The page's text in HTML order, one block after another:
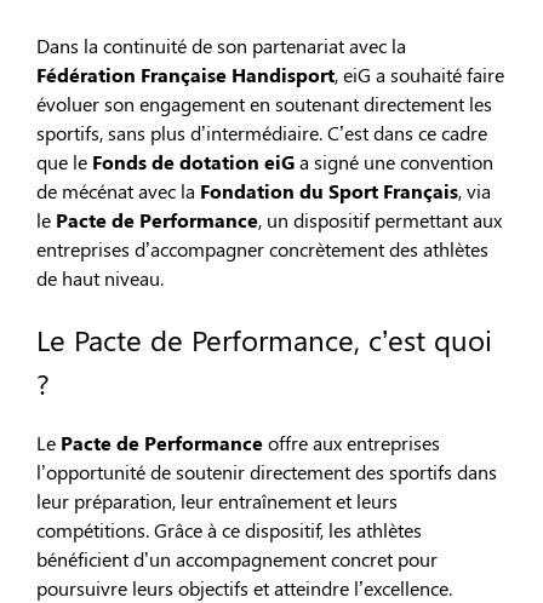
Dans la continuité de son partenariat avec la
Fédération Française Handisport, eiG a souhaité faire
évoluer son engagement en soutenant directement les
sportifs, sans plus d’intermédiaire. C’est dans ce cadre
que le Fonds de dotation eiGa signé une convention
de mécénat avec la Fondation du Sport Français, via
le Pacte de Performance, un dispositif permettant aux
entreprises d’accompagner concrètement des athlètes
de haut niveau.
Le Pacte de Performance, c’est quoi
?
Le Pacte de Performanceoffre aux entreprises
l’opportunité de soutenir directement des sportifs dans
leur préparation, leur entraînement et leurs
compétitions. Grâce à ce dispositif, les athlètes
bénéficient d’un accompagnement concret pour
poursuivre leurs objectifs et atteindre l’excellence.